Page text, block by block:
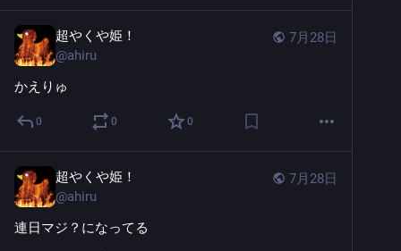
7月28日
超やくや姫！
@ahiru
かえりゅ
0 0 0
7月28日
超やくや姫！
@ahiru
連日マジ？になってる